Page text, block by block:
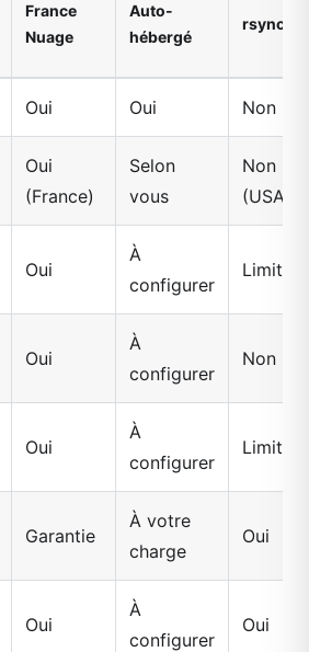
France
Nuage
Auto-
hébergé
Oui Oui Non
Oui
(France)
Selon
vous
Non
(USA)
Oui
À
configurer
Limité
Oui
À
configurer
Non
Oui
À
configurer
Limité
Garantie
À votre
charge
Oui
Oui
À
configurer
Oui